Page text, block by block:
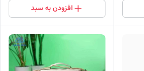
افزودن به سبد